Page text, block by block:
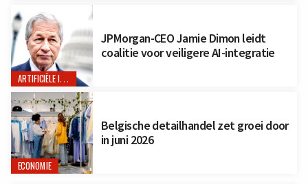
ARTIFICIËLE INTELLIGENTIE
JPMorgan-CEO Jamie Dimon leidt
coalitie voor veiligere AI-integratie
ECONOMIE
Belgische detailhandel zet groei door
in juni 2026